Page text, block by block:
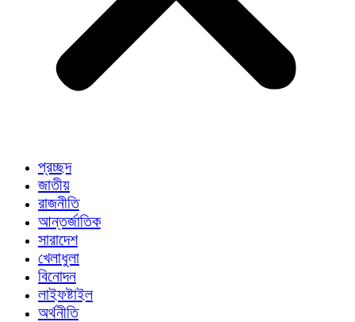
প্রচ্ছদ
জাতীয়
রাজনীতি
আন্তর্জাতিক
সারাদেশ
খেলাধুলা
বিনোদন
লাইফষ্টাইল
অর্থনীতি